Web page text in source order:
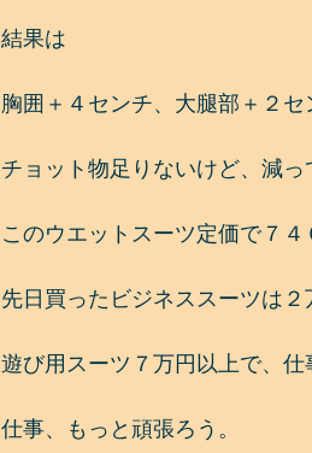
結果は
胸囲＋４センチ、大腿部＋２セ
チョット物足りないけど、減っ
このウエットスーツ定価で７４
先日買ったビジネススーツは２
遊び用スーツ７万円以上で、仕
仕事、もっと頑張ろう。